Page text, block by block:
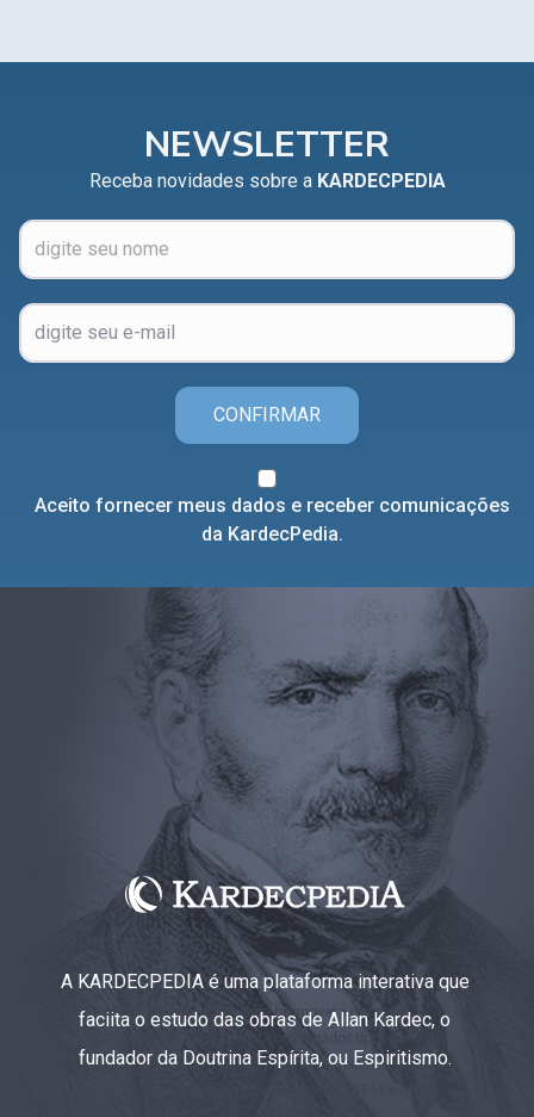
NEWSLETTER
Receba novidades sobre a KARDECPEDIA
CONFIRMAR
Aceito fornecer meus dados e receber comunicações
da KardecPedia.
A KARDECPEDIA é uma plataforma interativa que
faciita o estudo das obras de Allan Kardec, o
fundador da Doutrina Espírita, ou Espiritismo.